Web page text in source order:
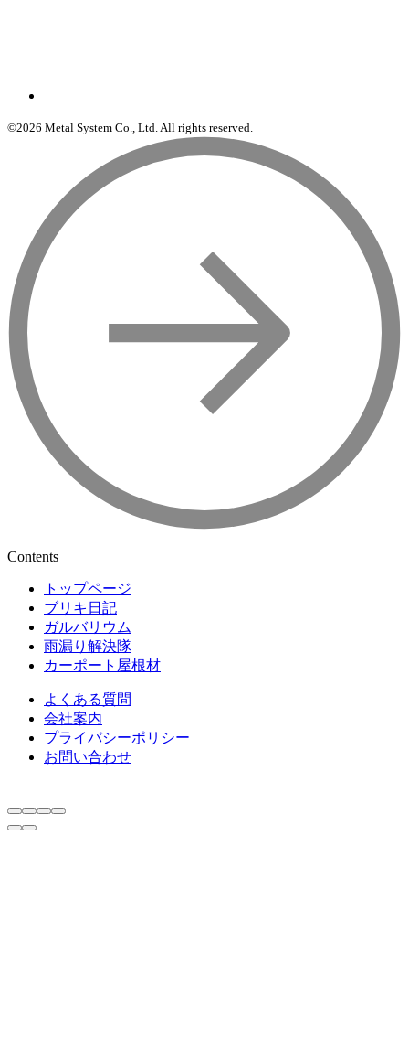
©2026 Metal System Co., Ltd. All rights reserved.
Contents
トップページ
ブリキ日記
ガルバリウム
雨漏り解決隊
カーポート屋根材
よくある質問
会社案内
プライバシーポリシー
お問い合わせ